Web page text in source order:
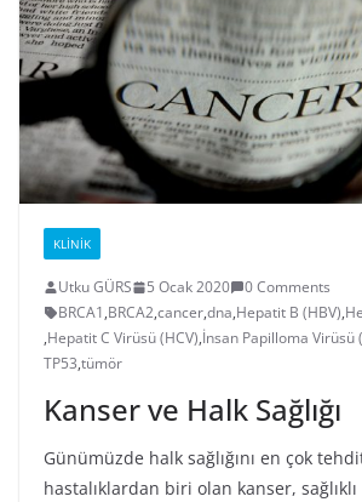
KLINIK
Utku GÜRS 5 Ocak 2020
0 Comments
BRCA1,BRCA2,cancer,dna,Hepatit B (HBV),
,Hepatit C Virüsü (HCV),İnsan Papilloma Virüsü
TP53,tümör
Kanser ve Halk Sağlığı
Günümüzde halk sağlığını en çok
hastalıklardan biri olan kanser,